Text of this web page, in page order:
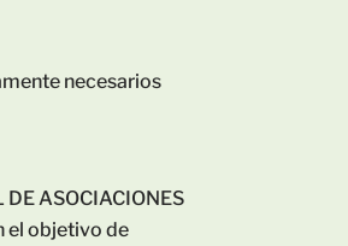
necesarios
ASOCIACIONES
el objetivo de